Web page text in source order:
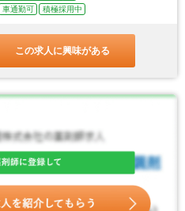
車通勤可 積極採用中
この求人に興味がある